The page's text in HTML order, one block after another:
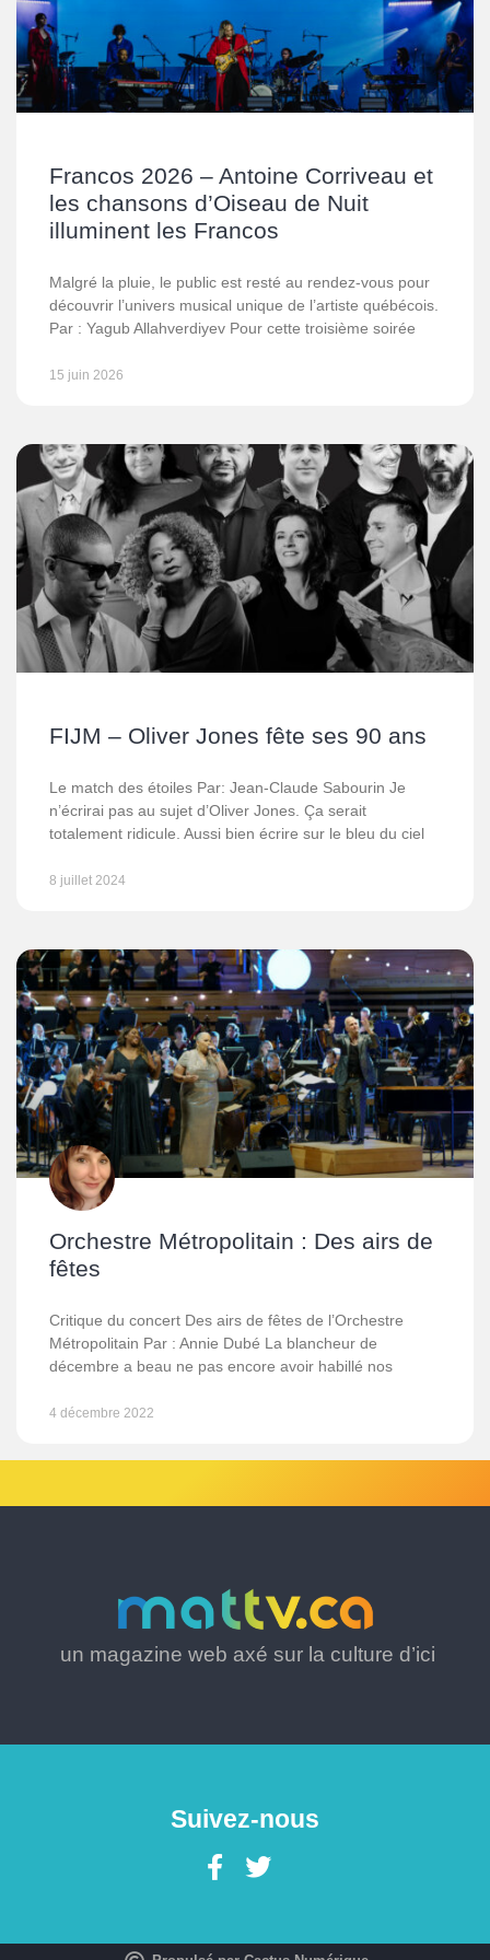
Francos 2026 – Antoine Corriveau et
les chansons d’Oiseau de Nuit
illuminent les Francos
Malgré la pluie, le public est resté au rendez-vous pour
découvrir l’univers musical unique de l’artiste québécois.
Par : Yagub Allahverdiyev Pour cette troisième soirée
15 juin 2026
FIJM – Oliver Jones fête ses 90 ans
Le match des étoiles Par: Jean-Claude Sabourin Je
n’écrirai pas au sujet d’Oliver Jones. Ça serait
totalement ridicule. Aussi bien écrire sur le bleu du ciel
8 juillet 2024
Orchestre Métropolitain : Des airs de
fêtes
Critique du concert Des airs de fêtes de l’Orchestre
Métropolitain Par : Annie Dubé La blancheur de
décembre a beau ne pas encore avoir habillé nos
4 décembre 2022
un magazine web axé sur la culture d’ici
Suivez-nous